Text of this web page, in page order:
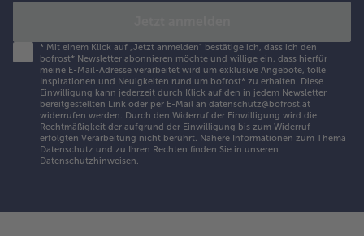
* Mit einem Klick auf „Jetzt anmelden" bestätige ich, dass ich den
bofrost* Newsletter abonnieren möchte und willige ein, dass hierfür
meine E-Mail-Adresse verarbeitet wird um exklusive Angebote, tolle
Inspirationen und Neuigkeiten rund um bofrost* zu erhalten. Diese
Einwilligung kann jederzeit durch Klick auf den in jedem Newsletter
bereitgestellten Link oder per E-Mail an datenschutz@bofrost.at
widerrufen werden. Durch den Widerruf der Einwilligung wird die
Rechtmäßigkeit der aufgrund der Einwilligung bis zum Widerruf
erfolgten Verarbeitung nicht berührt. Nähere Informationen zum Thema
Datenschutz und zu Ihren Rechten finden Sie in unseren
Datenschutzhinweisen.